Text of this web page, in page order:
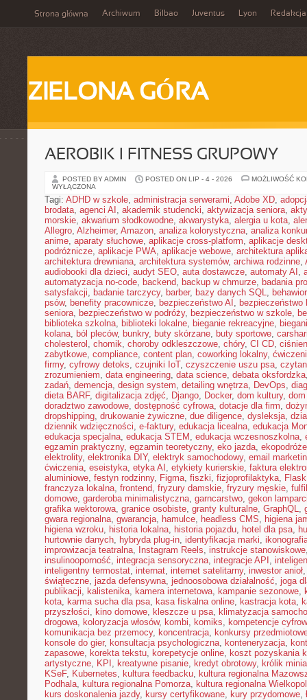
Strona główna Archiwum Bilbao Juventus Lyon Redakcja
ZIELONA GÓRA
AEROBIK I FITNESS GRUPOWY
POSTED BY ADMIN POSTED ON LIP - 4 - 2026
MOŻLIWOŚĆ
WYŁĄCZONA
Tagi: ADHD w szkole, administracja serwerami, Adobe XD,
brodata, agenci AI , akademik studencki, aktywizacja seniora,
morskie, akwarium słodkowodne, akwarystyka, alergia u kota,
Allegro, Alzheimer, Amazon, analiza kolorystyczna, analiza
anime, aparaty słuchowe, aplikacje cross-platform, aplikacje
podróżnicze, aplikacje PWA, aplikacje webowe, architektura
architektura drewniana, architektura systemów, archiwa rodzinne,
audiobooki dla dzieci, audyt SEO, auta dostawcze, automaty AI ,
automatyzacja no-code, backend, backup w chmurze, badania
satysfakcji, badanie tarczycy, barber, bazy danych SQL,
psów, benefity pracownicze, bezpieczeństwo AI , bezpieczeństwo
seniora, bezpieczeństwo w podróży, bezpieczeństwo w szkole,
biblioteka szkolna, biblioteki lokalne, bieganie rekreacyjne,
kolana, ból pleców, bunkry, buty skórzane, buty sportowe,
cholesterol , chomik, choroby odkleszczowe, chóry, CI CD,
zabytkowe, compliance, content plan, coworking lokalny,
firmy, cyfrowy detoks, czujniki IoT, czyszczenie uszu psa,
zrozumieniem, data engineering, data science, debata oksfordzka
zadań, demencja, design system, detailing wnętrza, DevOps,
dieta BARF, digitalizacja zdjęć, Django, Docker, dom kultury,
doradztwo zawodowe, dostępność cyfrowa, dotacje dla firm,
dropshipping, drukowanie żywiczne, due diligence, dysleksja,
dziennik wdzięczności, e-faktury, edukacja licealna, edukacja
edukacja specjalna, edukacja STEM , edukacja wczesnoszkolna,
egzamin praktyczny, egzamin teoretyczny, eko jazda, ekopodróże
elektrolity, elektronika DIY, elektryk samochodowy, email
ćwiczenia, eseistyka, etyka AI , etykiety kurierskie, faktura
aluminiowe, festyn rodzinny, Figma, fiszki, fizjoprofilaktyka, Flask
franczyza lokalna, frontend, fryzury damskie, fryzury męskie,
domowe, garderoba minimalistyczna, garncarstwo, gekon
grafika wektorowa, granice osobiste, granty kulturalne, GraphQL,
gwara regionalna, gwarancja, hamulce, headless CMS, higiena
higiena wzroku, historia lokalna, historia pojazdu, hotel dla psa,
hurtownie danych, hybryda plug-in, identyfikacja marki,
improwizacja teatralna, Instagram Reels, instrukcje stanowiskowe
insulinooporność, integracja sensoryczna, integracje API ,
inteligentny termostat, internat, internet satelitarny, inwestor anioł
świąteczne, jazda defensywna, jednoosobowa działalność, joga
publikacji, kalistenika, kamera internetowa, kampanie sezonowe,
kota, karma sucha dla psa, kasa fiskalna online, kastracja kota,
przyszłości, kino domowe, kleszcze u psa, klimatyzacja
drogowa, koloryzacja włosów, kombi, komiks, kompetencje
komunikacja bez przemocy, koncentracja, konkursy
konsole do gier, konsultacja psychologiczna, konteneryzacja,
zapasowe, korekta tekstu, korepetycje online, koszt pozyskania
artystyczne, KPI , kreatywne pisanie, kredyt obrotowy, królik
KSeF, Kubernetes, kultura feedbacku, kultura regionalna
Podhala, kultura regionalna Pomorza, kultura regionalna
kurs doskonalenia jazdy, kursy certyfikowane, kury przydomowe,